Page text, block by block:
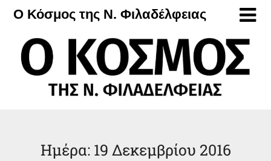
Μετάβαση
περιεχόμενο
Ο Κόσμος της Ν. Φιλαδέλφειας
Ημέρα: 19 Δεκεμβρίου 2016